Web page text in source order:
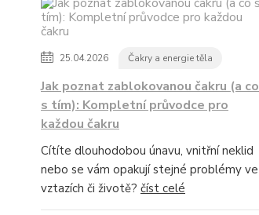
25.04.2026 Čakry a energie těla
Jak poznat zablokovanou čakru (a co
s tím): Kompletní průvodce pro
každou čakru
Cítíte dlouhodobou únavu, vnitřní neklid
nebo se vám opakují stejné problémy ve
vztazích či životě? číst celé